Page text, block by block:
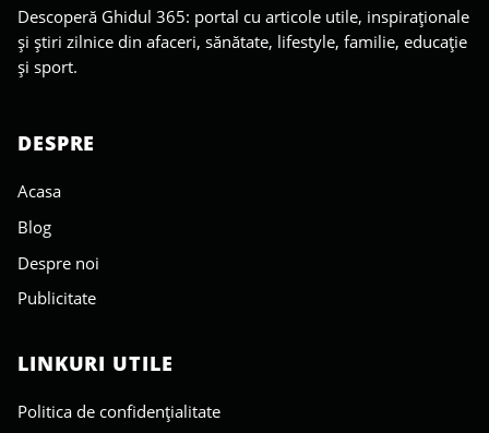
Descoperă Ghidul 365: portal cu articole utile, inspiraționale
și știri zilnice din afaceri, sănătate, lifestyle, familie, educație
și sport.
DESPRE
Acasa
Blog
Despre noi
Publicitate
LINKURI UTILE
Politica de confidențialitate